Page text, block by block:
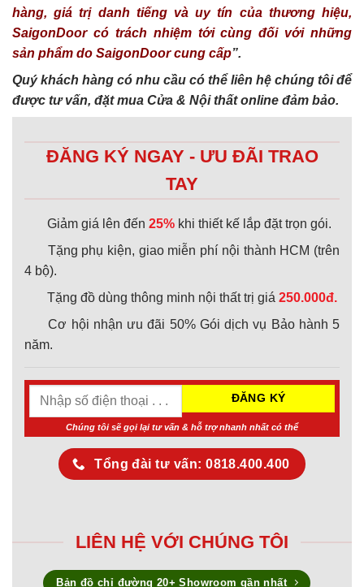
hàng, giá trị danh tiếng và uy tín của thương hiệu,
SaigonDoor có trách nhiệm tới cùng đối với những
sản phẩm do SaigonDoor cung cấp”.
Quý khách hàng có nhu cầu có thể liên hệ chúng tôi để
được tư vấn, đặt mua Cửa & Nội thất online đảm bảo.
ĐĂNG KÝ NGAY - ƯU ĐÃI TRAO
TAY
Giảm giá lên đến 25% khi thiết kế lắp đặt trọn gói.
Tặng phụ kiện, giao miễn phí nội thành HCM (trên
4 bộ).
Tặng đồ dùng thông minh nội thất trị giá 250.000đ.
Cơ hội nhận ưu đãi 50% Gói dịch vụ Bảo hành 5
năm.
Chúng tôi sẽ gọi lại tư vấn & hỗ trợ nhanh nhất có thể
Tổng đài tư vấn: 0818.400.400
LIÊN HỆ VỚI CHÚNG TÔI
Bản đồ chỉ đường 20+ Showroom gần nhất